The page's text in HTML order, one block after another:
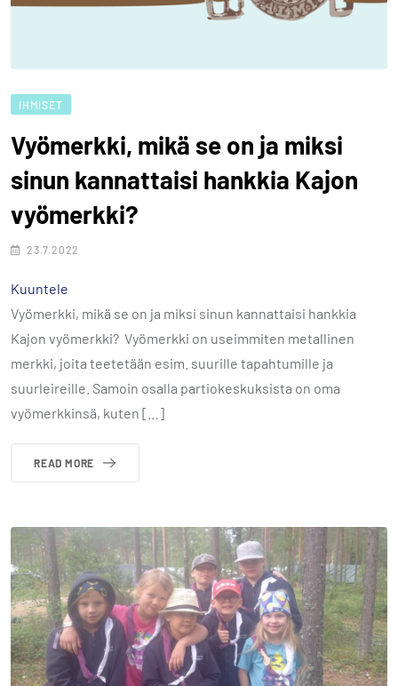
IHMISET
Vyömerkki, mikä se on ja miksi
sinun kannattaisi hankkia Kajon
vyömerkki?
23.7.2022
Kuuntele
Vyömerkki, mikä se on ja miksi sinun kannattaisi hankkia
Kajon vyömerkki? Vyömerkki on useimmiten metallinen
merkki, joita teetetään esim. suurille tapahtumille ja
suurleireille. Samoin osalla partiokeskuksista on oma
vyömerkkinsä, kuten […]
READ MORE